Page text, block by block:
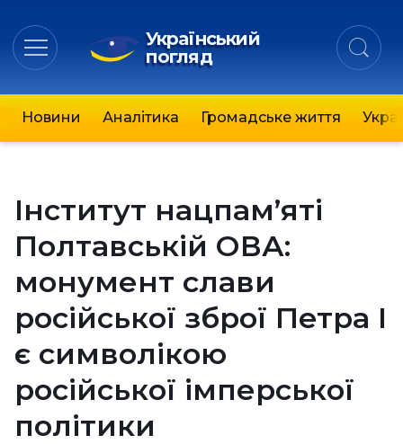
Український
погляд
Новини Аналітика Громадське життя
Інститут нацпам’яті
Полтавській ОВА:
монумент слави
російської зброї Петра I
є символікою
російської імперської
політики